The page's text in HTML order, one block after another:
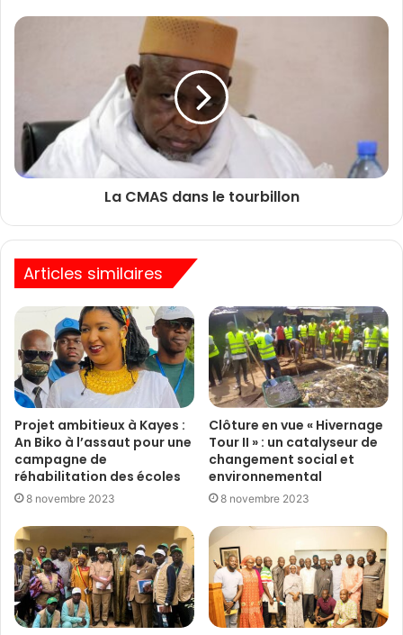
La CMAS dans le tourbillon
Articles similaires
Projet ambitieux à Kayes :
An Biko à l’assaut pour une
campagne de
réhabilitation des écoles
8 novembre 2023
Clôture en vue « Hivernage
Tour II » : un catalyseur de
changement social et
environnemental
8 novembre 2023